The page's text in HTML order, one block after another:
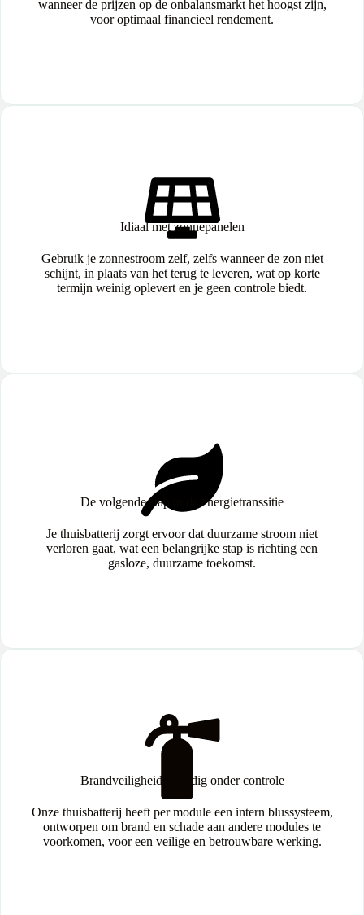
wanneer de prijzen op de onbalansmarkt het hoogst zijn,
voor optimaal financieel rendement.
Idiaal met zonnepanelen
Gebruik je zonnestroom zelf, zelfs wanneer de zon niet
schijnt, in plaats van het terug te leveren, wat op korte
termijn weinig oplevert en je geen controle biedt.
De volgende stap in de energietranssitie
Je thuisbatterij zorgt ervoor dat duurzame stroom niet
verloren gaat, wat een belangrijke stap is richting een
gasloze, duurzame toekomst.
Brandveiligheid volledig onder controle
Onze thuisbatterij heeft per module een intern blussysteem,
ontworpen om brand en schade aan andere modules te
voorkomen, voor een veilige en betrouwbare werking.